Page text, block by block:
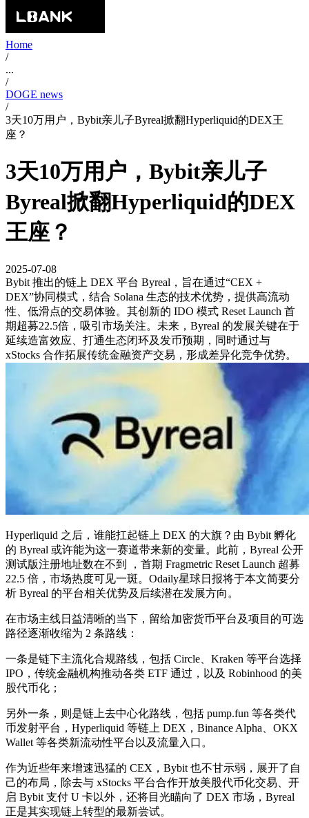
Home
/
...
/
DOGE news
/
3天10万用户，Bybit亲儿子Byreal掀翻Hyperliquid的DEX王
座？
3天10万用户，Bybit亲儿子
Byreal掀翻Hyperliquid的DEX
王座？
2025-07-08
Bybit 推出的链上 DEX 平台 Byreal，旨在通过“CEX +
DEX”协同模式，结合 Solana 生态的技术优势，提供高流动
性、低滑点的交易体验。其创新的 IDO 模式 Reset Launch 首
期超募22.5倍，吸引市场关注。未来，Byreal 的发展关键在于
延续造富效应、打通生态闭环及发币预期，同时通过与
xStocks 合作拓展传统金融资产交易，形成差异化竞争优势。
Hyperliquid 之后，谁能扛起链上 DEX 的大旗？由 Bybit 孵化
的 Byreal 或许能为这一赛道带来新的变量。此前，Byreal 公开
测试版注册地址数在不到 ，首期 Fragmetric Reset Launch 超募
22.5 倍，市场热度可见一斑。Odaily星球日报将于本文简要分
析 Byreal 的平台相关优势及后续潜在发展方向。
在市场主线日益清晰的当下，留给加密货币平台及项目的可选
路径逐渐收缩为 2 条路线：
一条是链下主流化合规路线，包括 Circle、Kraken 等平台选择
IPO，传统金融机构推动各类 ETF 通过，以及 Robinhood 的美
股代币化；
另外一条，则是链上去中心化路线，包括 pump.fun 等各类代
币发射平台，Hyperliquid 等链上 DEX，Binance Alpha、OKX
Wallet 等各类新流动性平台以及流量入口。
作为近些年来增速迅猛的 CEX，Bybit 也不甘示弱，展开了自
己的布局，除去与 xStocks 平台合作开放美股代币化交易、开
启 Bybit 支付 U 卡以外，还将目光瞄向了 DEX 市场，Byreal
正是其实现链上转型的最新尝试。